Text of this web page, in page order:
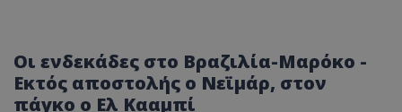
Οι ενδεκάδες στο Βραζιλία-Μαρόκο -
Εκτός αποστολής ο Νεϊμάρ, στον
πάγκο ο Ελ Κααμπί